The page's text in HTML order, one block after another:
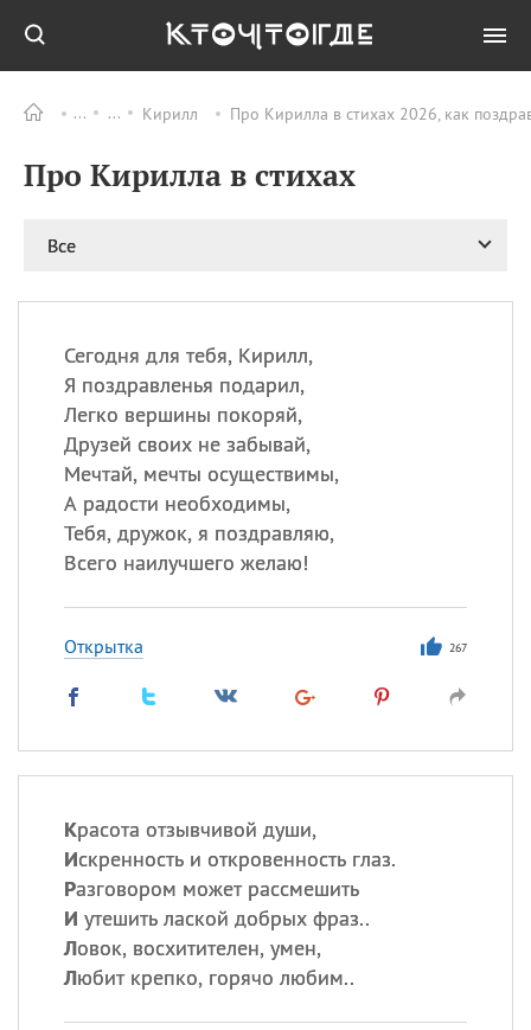
Кирилл Про Кирилла в стихах 2026, как
Про Кирилла в стихах
Все
Сегодня для тебя, Кирилл,
Я поздравленья подарил,
Легко вершины покоряй,
Друзей своих не забывай,
Мечтай, мечты осуществимы,
А радости необходимы,
Тебя, дружок, я поздравляю,
Всего наилучшего желаю!
Открытка 267
Красота отзывчивой души,
Искренность и откровенность глаз.
Разговором может рассмешить
И утешить лаской добрых фраз..
Ловок, восхитителен, умен,
Любит крепко, горячо любим..
ПРАЗДНИКИ Все
09.08 День памяти жертв
09.08
Национальный день
рисового пудинга
09.08
(Smokey Bear Day)
ИМЕНА
Сегодня празднуют именины
Федор
Посмотреть значение